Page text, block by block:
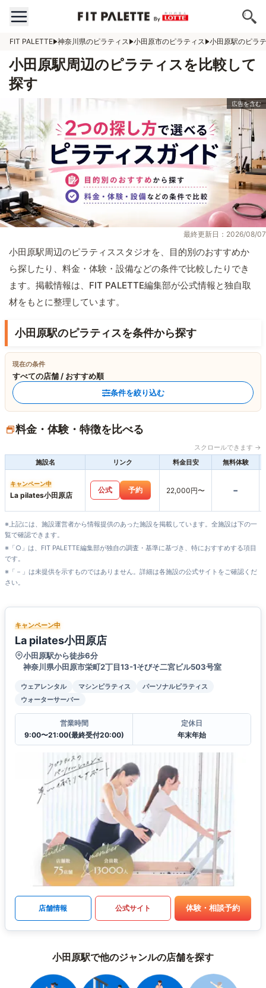
FIT PALETTE 神奈川県のピラティス 小田原市のピラティス 小田原駅のピラ
小田原駅周辺のピラティスを比較して
探す
最終更新日：2026/08/07
小田原駅周辺のピラティススタジオを、目的別のおすすめか
ら探したり、料金・体験・設備などの条件で比較したりでき
ます。掲載情報は、FIT PALETTE編集部が公式情報と独自取
材をもとに整理しています。
小田原駅のピラティスを条件から探す
現在の条件
すべての店舗 / おすすめ順
条件を絞り込む
料金・体験・特徴を比べる
スクロールできます →
施設名
リンク 料金目安 無料体験
キャンペーン中
La pilates小田原店
公式 予約 22,000円〜 -
※上記には、施設運営者から情報提供のあった施設を掲載しています。全施設は下の一
覧で確認できます。
※「○」は、FIT PALETTE編集部が独自の調査・基準に基づき、特におすすめする項目
です。
※「－」は未提供を示すものではありません。詳細は各施設の公式サイトをご確認くだ
さい。
キャンペーン中
La pilates小田原店
小田原駅から徒歩6分
神奈川県小田原市栄町2丁目13-1そびそ二宮ビル503号室
ウェアレンタル マシンピラティス
パーソナルピラティス
ウォーターサーバー
営業時間
9:00〜21:00(最終受付20:00)
定休日
年末年始
店舗情報 公式サイト 体験・相談予約
小田原駅で他のジャンルの店舗を探す